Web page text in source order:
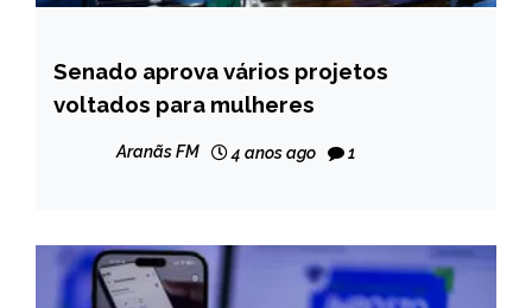
BRASIL
NOTÍCIAS
Senado aprova vários projetos
voltados para mulheres
Aranãs FM 4 anos ago 1